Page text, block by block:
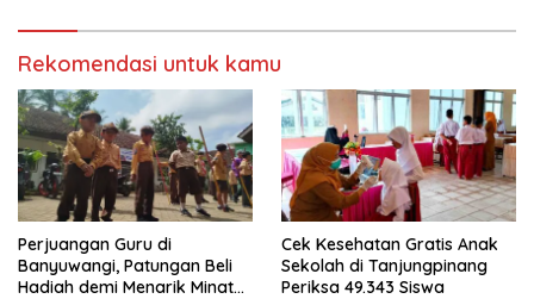
Rekomendasi untuk kamu
Perjuangan Guru di
Banyuwangi, Patungan Beli
Hadiah demi Menarik Minat
Cek Kesehatan Gratis Anak
Sekolah di Tanjungpinang
Periksa 49.343 Siswa